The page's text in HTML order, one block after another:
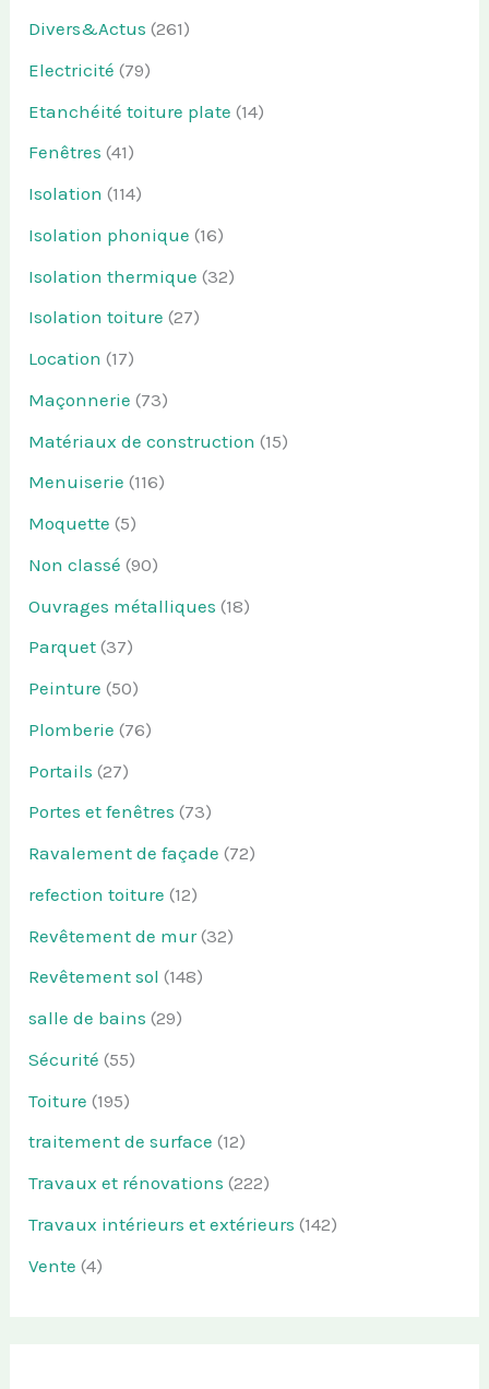
Divers&Actus (261)
Electricité (79)
Etanchéité toiture plate (14)
Fenêtres (41)
Isolation (114)
Isolation phonique (16)
Isolation thermique (32)
Isolation toiture (27)
Location (17)
Maçonnerie (73)
Matériaux de construction (15)
Menuiserie (116)
Moquette (5)
Non classé (90)
Ouvrages métalliques (18)
Parquet (37)
Peinture (50)
Plomberie (76)
Portails (27)
Portes et fenêtres (73)
Ravalement de façade (72)
refection toiture (12)
Revêtement de mur(32)
Revêtement sol (148)
salle de bains (29)
Sécurité (55)
Toiture (195)
traitement de surface (12)
Travaux et rénovations (222)
Travaux intérieurs et extérieurs (142)
Vente (4)